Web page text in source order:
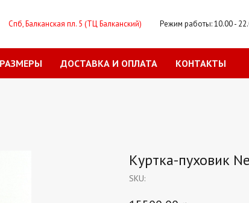
Спб, Балканская пл. 5 (ТЦ Балканский) Режим работы: 10.00 -
ДОСТАВКА И ОПЛАТА КОНТАКТЫ
Куртка-пуховик
SKU: